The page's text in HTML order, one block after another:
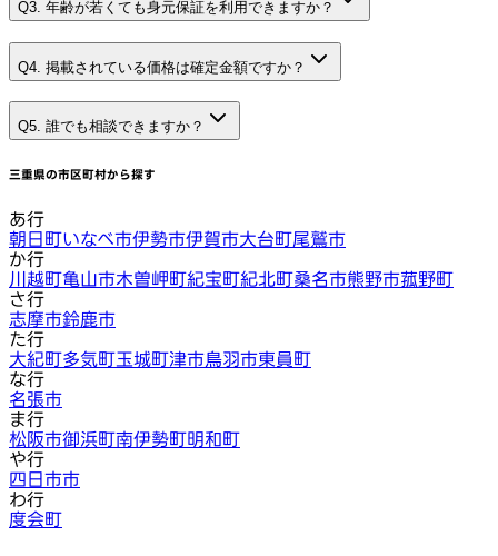
Q3. 年齢が若くても身元保証を利用できますか？
Q4. 掲載されている価格は確定金額ですか？
Q5. 誰でも相談できますか？
三重県の市区町村から探す
あ行
朝日町いなべ市伊勢市伊賀市大台町尾鷲市
か行
川越町亀山市木曽岬町紀宝町紀北町桑名市熊野市菰野町
さ行
志摩市鈴鹿市
た行
大紀町多気町玉城町津市鳥羽市東員町
な行
名張市
ま行
松阪市御浜町南伊勢町明和町
や行
四日市市
わ行
度会町